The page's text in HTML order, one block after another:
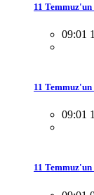
11
09:01
11
09:01
11